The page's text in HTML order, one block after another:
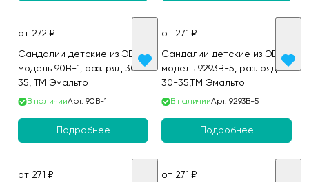
от 272 ₽
Сандалии детские из ЭВА,
модель 90B-1, раз. ряд 30-
35, ТМ Эмальто
В наличииАрт. 90B-1
Подробнее
от 271 ₽
Сандалии детские из ЭВА,
модель 9293B-5, раз. ряд
30-35,ТМ Эмальто
В наличииАрт. 9293B-5
Подробнее
от 271 ₽ от 271 ₽